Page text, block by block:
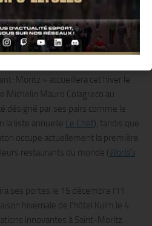
Moritz » accueillera cet hiver le
Mauro Colagreco au
désigné par ses pairs comme le
la liste annuelle Le Chef), tandis que
occupe actuellement la première
restaurants du monde ( World’s
ses portes le 15 décembre (11
hivernale de l’hôtel Kulm le 4
innovantes à Saint-Moritz.